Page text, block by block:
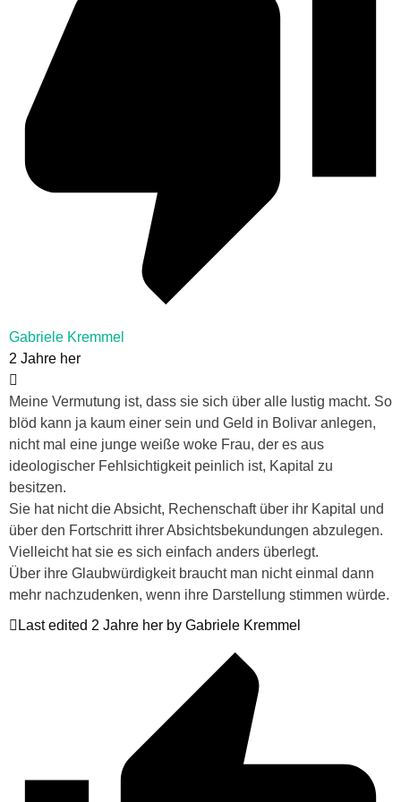
Gabriele Kremmel
2 Jahre her
Meine Vermutung ist, dass sie sich über alle lustig macht. So
blöd kann ja kaum einer sein und Geld in Bolivar anlegen,
nicht mal eine junge weiße woke Frau, der es aus
ideologischer Fehlsichtigkeit peinlich ist, Kapital zu
besitzen.
Sie hat nicht die Absicht, Rechenschaft über ihr Kapital und
über den Fortschritt ihrer Absichtsbekundungen abzulegen.
Vielleicht hat sie es sich einfach anders überlegt.
Über ihre Glaubwürdigkeit braucht man nicht einmal dann
mehr nachzudenken, wenn ihre Darstellung stimmen würde.
Last edited 2 Jahre her by Gabriele Kremmel